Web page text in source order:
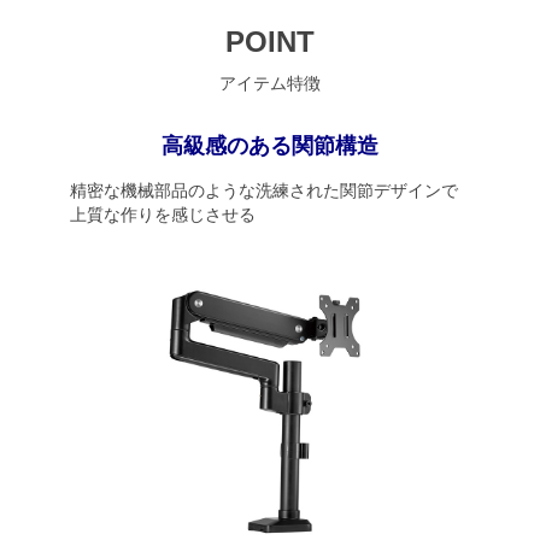
POINT
アイテム特徴
高級感のある関節構造
精密な機械部品のような洗練された関節デザインで
上質な作りを感じさせる